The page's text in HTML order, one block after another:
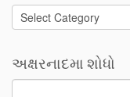
Categories
અક્ષરનાદમા શોધો